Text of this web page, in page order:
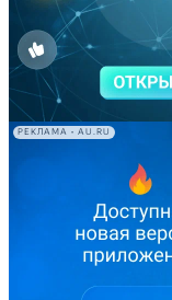
РЕКЛАМА • AU.RU